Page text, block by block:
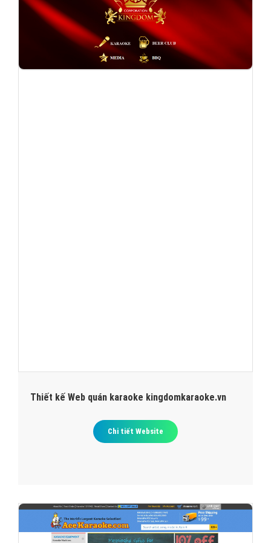
Thiết kế Web quán karaoke kingdomkaraoke.vn
Chi tiết Website